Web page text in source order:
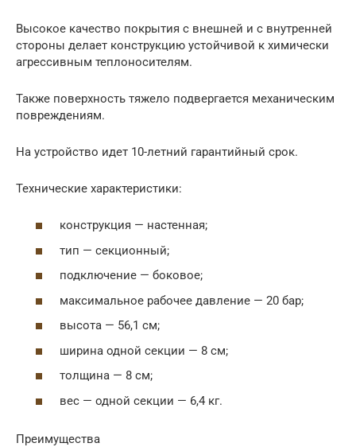
Высокое качество покрытия с внешней и с внутренней
стороны делает конструкцию устойчивой к химически
агрессивным теплоносителям.
Также поверхность тяжело подвергается механическим
повреждениям.
На устройство идет 10-летний гарантийный срок.
Технические характеристики:
конструкция — настенная;
тип — секционный;
подключение — боковое;
максимальное рабочее давление — 20 бар;
высота — 56,1 см;
ширина одной секции — 8 см;
толщина — 8 см;
вес — одной секции — 6,4 кг.
Преимущества